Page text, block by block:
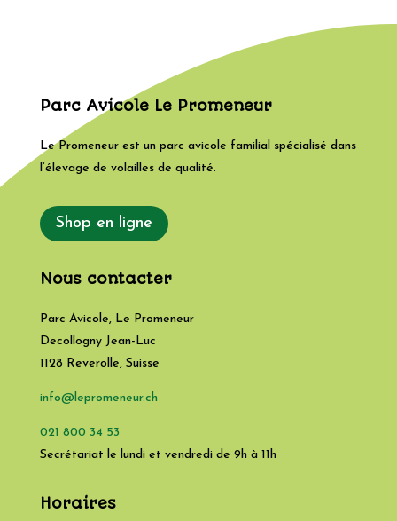
Parc Avicole Le Promeneur
Le Promeneur est un parc avicole familial spécialisé dans
l’élevage de volailles de qualité.
Shop en ligne
Nous contacter
Parc Avicole, Le Promeneur
Decollogny Jean-Luc
1128 Reverolle, Suisse
info@lepromeneur.ch
021 800 34 53
Secrétariat le lundi et vendredi de 9h à 11h
Horaires